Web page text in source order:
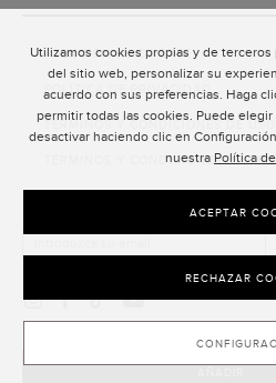
Utilizamos cookies propias y de
del sitio web, personalizar su
acuerdo con sus preferencias. Haga
permitir todas las cookies. Puede
desactivar haciendo clic en
nuestra Política
RECHAZAR
ACEPTAR
ATENCIÓN AL CLIENTE
POLÍTICA DE PRIVACIDAD
TÉRMINOS Y CONDICIONES DE USO
TÉRMINOS Y CONDICIONES DE
SUSCRIPCIÓN AL NEWSLETTER